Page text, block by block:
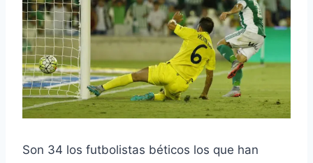
Son 34 los futbolistas béticos los que han